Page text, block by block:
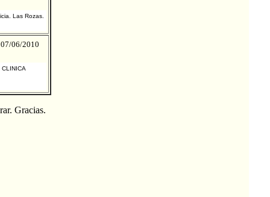
Las Rozas.
06/2010
Gracias.